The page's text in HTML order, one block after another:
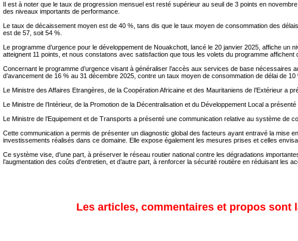
Il est à noter que le taux de progression mensuel est resté supérieur au seuil de 3 points en
des niveaux importants de performance.
Le taux de décaissement moyen est de 40 %, tans dis que le taux moyen de consommation des
est de 57, soit 54 %.
Le programme d’urgence pour le développement de Nouakchott, lancé le 20 janvier 2025, affiche
atteignent 11 points, et nous constatons avec satisfaction que tous les volets du programme
Concernant le programme d’urgence visant à généraliser l’accès aux services de base
d’avancement de 16 % au 31 décembre 2025, contre un taux moyen de consommation de délai de 10
Le Ministre des Affaires Etrangères, de la Coopération Africaine et des Mauritaniens de l’Extérieur a
Le Ministre de l’Intérieur, de la Promotion de la Décentralisation et du Développement Local a
Le Ministre de l’Equipement et de Transports a présenté une communication relative au système de
Cette communication a permis de présenter un diagnostic global des facteurs ayant entravé la mise
investissements réalisés dans ce domaine. Elle expose également les mesures prises et celles
Ce système vise, d’une part, à préserver le réseau routier national contre les dégradations
l’augmentation des coûts d’entretien, et d’autre part, à renforcer la sécurité routière en réduisant les
Les articles, commentaires et propos